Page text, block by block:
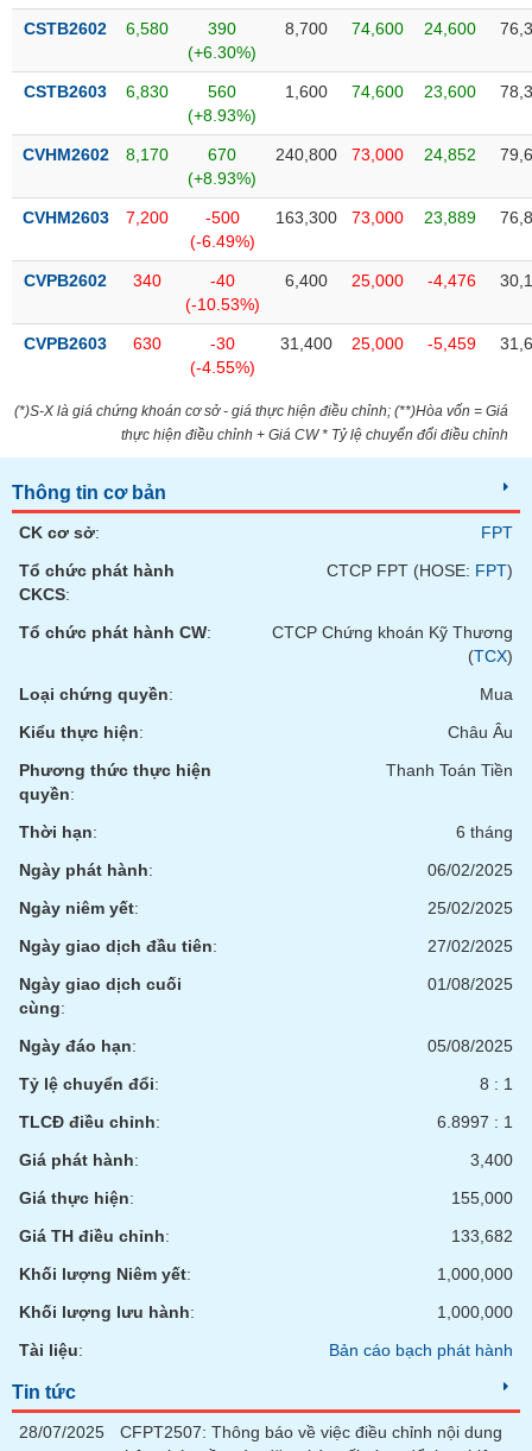
CSTB2602 6,580
390
(+6.30%)
8,700 74,600 24,600
CSTB2603 6,830
560
(+8.93%)
1,600 74,600 23,600
CVHM2602 8,170
670
(+8.93%)
240,800 73,000 24,852
CVHM2603 7,200
-500
(-6.49%)
163,300 73,000 23,889
CVPB2602 340
-40
(-10.53%)
6,400 25,000 -4,476
CVPB2603 630
-30
(-4.55%)
31,400 25,000 -5,459
(*)S-X là giá chứng khoán cơ sở - giá thực hiện điều chỉnh; (**)Hòa vốn = Giá
thực hiện điều chỉnh + Giá CW * Tỷ lệ chuyển đổi điều chỉnh
Thông tin cơ bản
CK cơ sở:
FPT
Tổ chức phát hành
CKCS:
CTCP FPT (HOSE: FPT)
Tổ chức phát hành CW:
CTCP Chứng khoán Kỹ Thương
(TCX)
Loại chứng quyền:
Mua
Kiểu thực hiện:
Châu Âu
Phương thức thực hiện
quyền:
Thanh Toán Tiền
Thời hạn:
6 tháng
Ngày phát hành:
06/02/2025
Ngày niêm yết:
25/02/2025
Ngày giao dịch đầu tiên:
27/02/2025
Ngày giao dịch cuối
cùng:
01/08/2025
Ngày đáo hạn:
05/08/2025
Tỷ lệ chuyển đổi:
8 : 1
TLCĐ điều chỉnh:
6.8997 : 1
Giá phát hành:
3,400
Giá thực hiện:
155,000
Giá TH điều chỉnh:
133,682
Khối lượng Niêm yết:
1,000,000
Khối lượng lưu hành:
1,000,000
Tài liệu: Bản cáo bạch phát hành
Tin tức
28/07/2025
CFPT2507: Thông báo về việc điều chỉnh nội dung
TIỆN
ĐỘNG
SẢN
Mã
khoán
(-)
Lãnh
(-)
Tất cả Cổ đông lớn
Tin
tức
(-)
viết
tác
giả
cáo
tích
Thuật
ngữ
(-)
Dịch
(-)
Đào
Sách
tài